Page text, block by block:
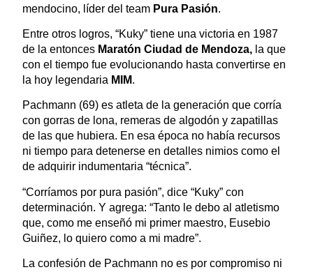
mendocino, líder del team Pura Pasión.
Entre otros logros, “Kuky” tiene una victoria en 1987
de la entonces Maratón Ciudad de Mendoza, la que
con el tiempo fue evolucionando hasta convertirse en
la hoy legendaria MIM.
Pachmann (69) es atleta de la generación que corría
con gorras de lona, remeras de algodón y zapatillas
de las que hubiera. En esa época no había recursos
ni tiempo para detenerse en detalles nimios como el
de adquirir indumentaria “técnica”.
“Corríamos por pura pasión”, dice “Kuky” con
determinación. Y agrega: “Tanto le debo al atletismo
que, como me enseñó mi primer maestro, Eusebio
Guiñez, lo quiero como a mi madre”.
La confesión de Pachmann no es por compromiso ni